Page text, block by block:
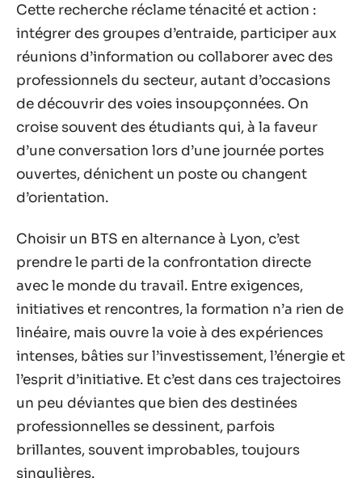
Cette recherche réclame ténacité et action :
intégrer des groupes d’entraide, participer aux
réunions d’information ou collaborer avec des
professionnels du secteur, autant d’occasions
de découvrir des voies insoupçonnées. On
croise souvent des étudiants qui, à la faveur
d’une conversation lors d’une journée portes
ouvertes, dénichent un poste ou changent
d’orientation.
Choisir un BTS en alternance à Lyon, c’est
prendre le parti de la confrontation directe
avec le monde du travail. Entre exigences,
initiatives et rencontres, la formation n’a rien de
linéaire, mais ouvre la voie à des expériences
intenses, bâties sur l’investissement, l’énergie et
l’esprit d’initiative. Et c’est dans ces trajectoires
un peu déviantes que bien des destinées
professionnelles se dessinent, parfois
brillantes, souvent improbables, toujours
singulières.